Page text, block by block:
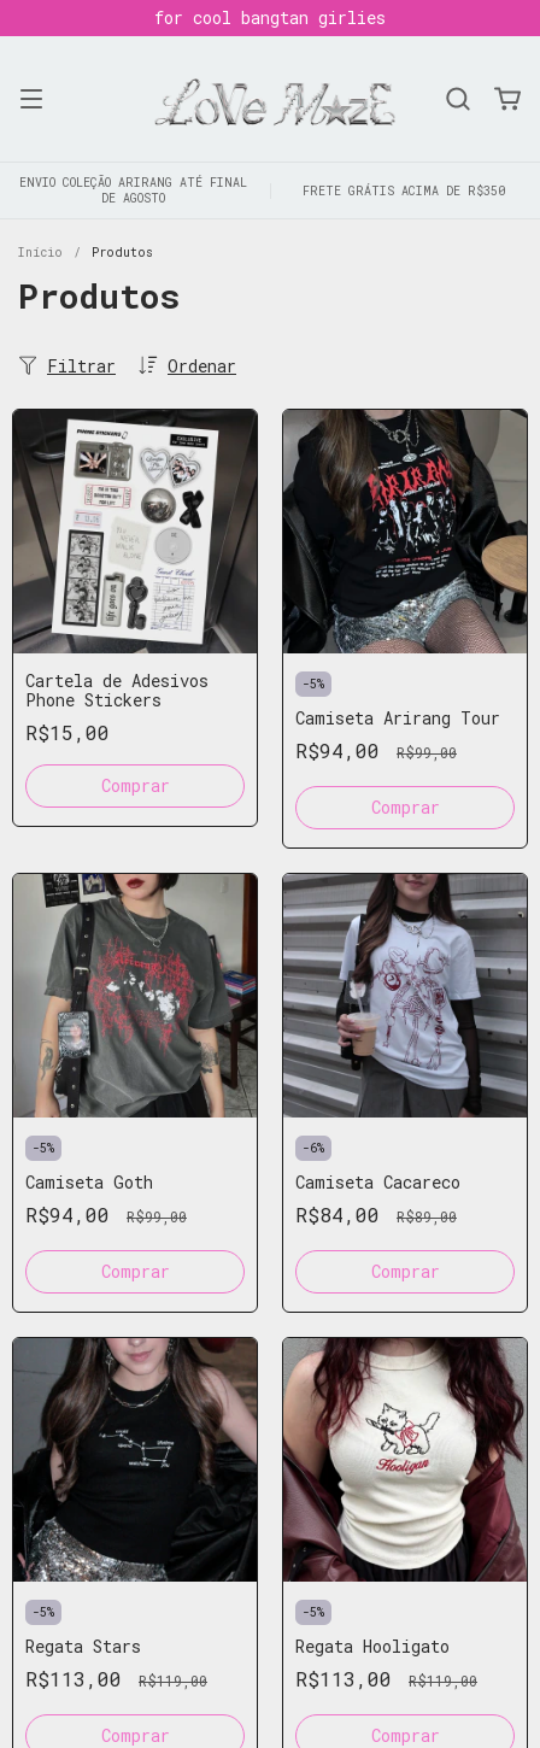
for cool bangtan girlies
ENVIO COLEÇÃO ARIRANG ATÉ FINAL
DE AGOSTO
FRETE GRÁTIS ACIMA DE R$350
Início / Produtos
Produtos
Ordenar
Filtrar
Cartela de Adesivos
Phone Stickers
R$15,00
-5%
Camiseta Arirang Tour
R$94,00 R$99,00
Comprar
-5%
Camiseta Goth
R$94,00 R$99,00
Comprar
-6%
Camiseta Cacareco
R$84,00 R$89,00
Comprar
-5%
Regata Stars
R$113,00 R$119,00
Comprar
-5%
Regata Hooligato
R$113,00 R$119,00
Comprar